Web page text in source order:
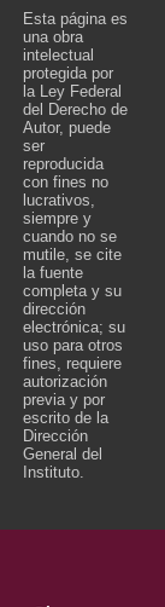
Esta página es
una obra
intelectual
protegida por
la Ley Federal
del Derecho de
Autor, puede
ser
reproducida
con fines no
lucrativos,
siempre y
cuando no se
mutile, se cite
la fuente
completa y su
dirección
electrónica; su
uso para otros
fines, requiere
autorización
previa y por
escrito de la
Dirección
General del
Instituto.